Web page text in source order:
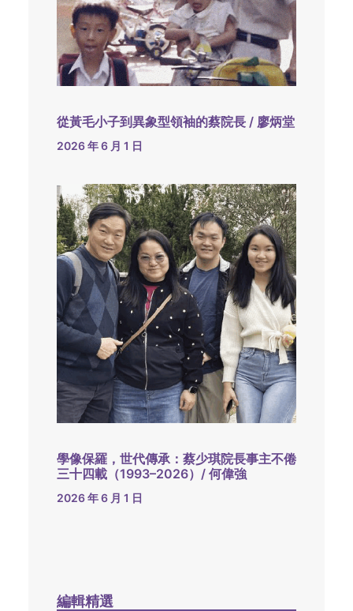
從黃毛小子到異象型領袖的蔡院長 / 廖炳堂
2026 年 6 月 1 日
學像保羅，世代傳承：蔡少琪院長事主不倦
三十四載（1993–2026）/ 何偉強
2026 年 6 月 1 日
編輯精選